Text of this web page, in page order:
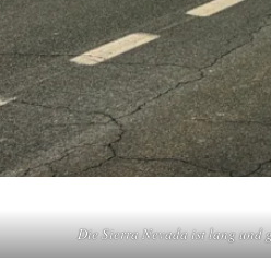
Die Sierra Nevada ist lang und